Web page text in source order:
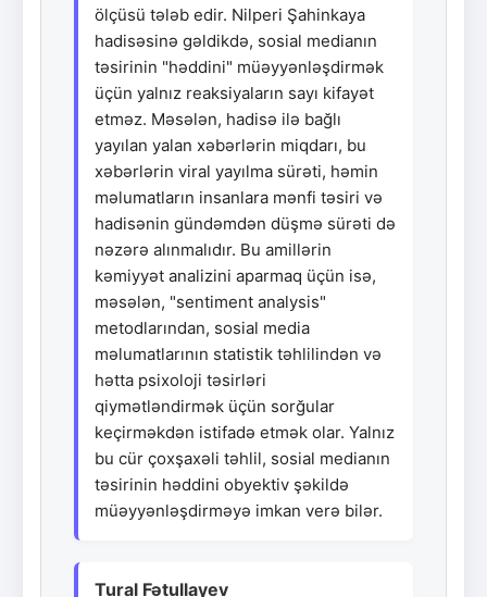
ölçüsü tələb edir. Nilperi Şahinkaya
hadisəsinə gəldikdə, sosial medianın
təsirinin "həddini" müəyyənləşdirmək
üçün yalnız reaksiyaların sayı kifayət
etməz. Məsələn, hadisə ilə bağlı
yayılan yalan xəbərlərin miqdarı, bu
xəbərlərin viral yayılma sürəti, həmin
məlumatların insanlara mənfi təsiri və
hadisənin gündəmdən düşmə sürəti də
nəzərə alınmalıdır. Bu amillərin
kəmiyyət analizini aparmaq üçün isə,
məsələn, "sentiment analysis"
metodlarından, sosial media
məlumatlarının statistik təhlilindən və
hətta psixoloji təsirləri
qiymətləndirmək üçün sorğular
keçirməkdən istifadə etmək olar. Yalnız
bu cür çoxşaxəli təhlil, sosial medianın
təsirinin həddini obyektiv şəkildə
müəyyənləşdirməyə imkan verə bilər.
Tural Fətullayev